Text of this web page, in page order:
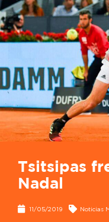
Tsitsipas
Nadal
11/05/2019 Noticias